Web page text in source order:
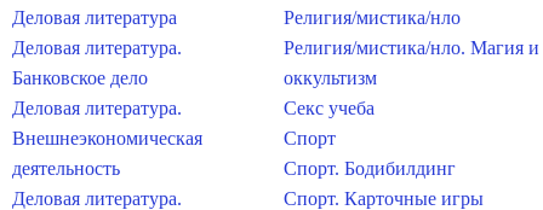
Деловая литература
Деловая литература.
Банковское дело
Деловая литература.
Внешнеэкономическая
деятельность
Деловая литература.
Религия/мистика/нло
Религия/мистика/нло. Магия и
оккультизм
Секс учеба
Спорт
Спорт. Бодибилдинг
Спорт. Карточные игры